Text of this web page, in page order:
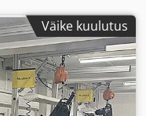
Väike kuulutus